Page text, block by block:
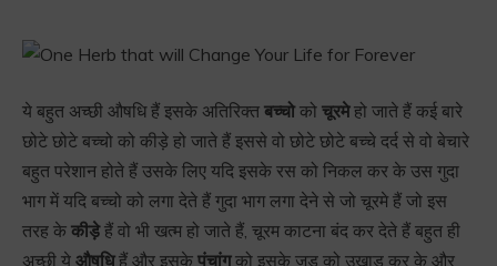
ये बहुत अच्छी औषधि हैं इसके अतिरिक्त बच्चोको चूरमेहो जाते हैं कई बारे
छोटे छोटे बच्चो को कीड़े हो जाते हैं इससे वो छोटे छोटे बच्चे दर्द से वो बेचारे
बहुत परेशान होते हैं उसके लिए यदि इसके रस को निकल कर के उस गुदा
भाग में यदि बच्चो को लगा देते हैं गुदा भाग लगा देने से जो चूरमे हैं जो इस
तरह के कीड़ेहैं वो भी खत्म हो जाते हैं, चूरम काटना बंद कर देते हैं बहुत ही
अच्छी ये औषधिहैं और इसके पंचांगको इसके जड़ को उखाड़ कर के और